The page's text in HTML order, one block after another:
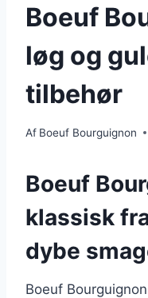
Boeuf
løg og
tilbehør
Af Boeuf Bourguignon
Boeuf
klassisk
dybe
Boeuf